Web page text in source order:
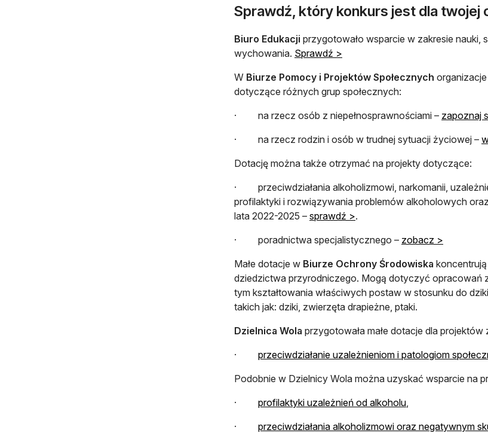
Sprawdź, który konkurs jest dla twojej
Biuro Edukacji przygotowało wsparcie w zakresie
wychowania. Sprawdź >
W Biurze Pomocy i Projektów Społecznych
dotyczące różnych grup społecznych:
· na rzecz osób z niepełnosprawnościami – zapoznaj
· na rzecz rodzin i osób w trudnej sytuacji życiowej –
Dotację można także otrzymać na projekty dotyczące:
· przeciwdziałania alkoholizmowi, narkomanii,
profilaktyki i rozwiązywania problemów alkoholowych
lata 2022-2025 – sprawdź >.
· poradnictwa specjalistycznego – zobacz >
Małe dotacje w Biurze Ochrony Środowiska
dziedzictwa przyrodniczego. Mogą dotyczyć opracowań
tym kształtowania właściwych postaw w stosunku do
takich jak: dziki, zwierzęta drapieżne, ptaki.
Dzielnica Wola przygotowała małe dotacje dla
· przeciwdziałanie uzależnieniom i patologiom
Podobnie w Dzielnicy Wola można uzyskać wsparcie na
· profilaktyki uzależnień od alkoholu
· przeciwdziałania alkoholizmowi oraz negatywnym